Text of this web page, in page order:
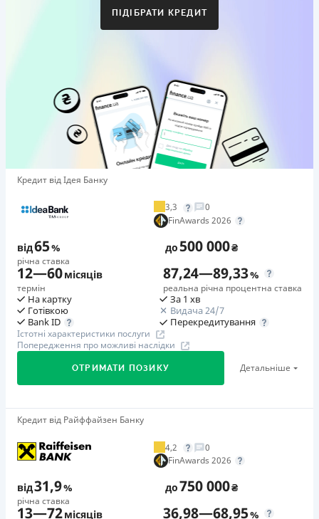
Коли друг реєструється та отримує перший кредит
Бронзовий призер FinAwards 2026 «Найкраща програма
лояльності»
Перший займ
вiд 0,01%/день до 30 000 ₴
Повторний займ
Додаткова комісія за дострокове погашення
у будь-який момент можна повністю погасити позику без
додаткових плат
Страховка
відсутня
Штрафи
Неустойка за невиконання та/або неналежне виконання
споживачем грошових зобов’язань: штраф у розмірі 75%
від суми невиконаного та/або неналежного виконання
зобов’язання на 2-й день кожного факту такого
невиконання та/або неналежного виконання.
Детальніше читайте на сайті МФО.
Необхідні документи
Паспорт,ІПН
Вік
18 - 65 років
Переваги
ПІДІБРАТИ КРЕДИТ
Кредит від Ідея Банку
3,3
0
FinAwards 2026
від65%
річна ставка
до500 000₴
12—60місяців
термін
87,24—89,33%
реальна річна процентна ставка
На картку
Готівкою
Bank ID
За 1 хв
Видача 24/7
Перекредитування
Істотні характеристики послуги
Попередження про можливі наслідки
ОТРИМАТИ ПОЗИКУ Детальніше
🥇Переможець FinAwards 2026
Переможець FinAwards 2026 «Найкращий кредит
готівкою»
вiд 65%/рік до 500 000 ₴
Додаткова комісія за дострокове погашення
Кредит від Райффайзен Банку
4,2
0
FinAwards 2026
від31,9%
річна ставка
до750 000₴
13—72місяців 36,98—68,95%